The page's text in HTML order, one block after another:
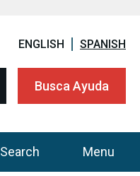
ENGLISH SPANISH
Busca Ayuda
Search Menu